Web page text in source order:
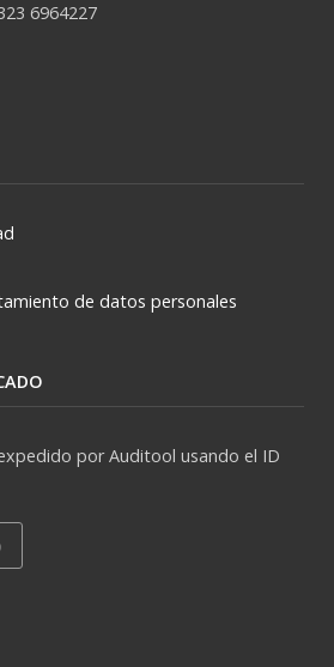
6964227
de datos personales
por Auditool usando el ID